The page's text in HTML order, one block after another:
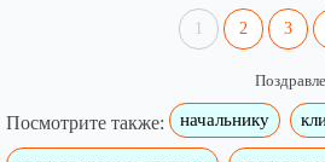
1 2 3
Посмотрите также: начальнику